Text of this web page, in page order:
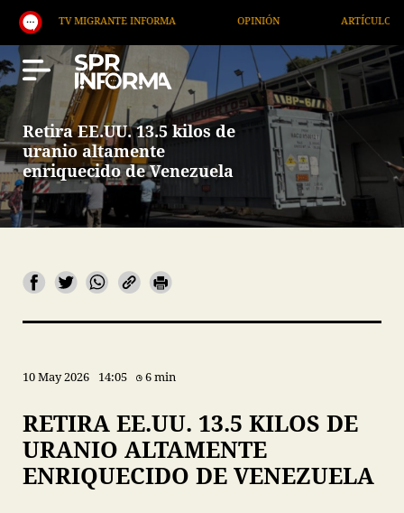
TV MIGRANTE INFORMA
Retira EE.UU. 13.5 kilos de
uranio altamente
enriquecido de Venezuela
10 May 2026 14:05 6 min
RETIRA EE.UU. 13.5 KILOS DE
URANIO ALTAMENTE
ENRIQUECIDO DE VENEZUELA